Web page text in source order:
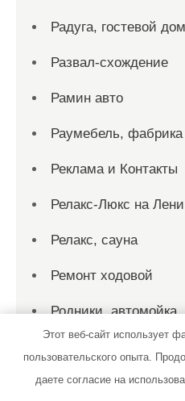
Радуга, гостевой дом
Развал-схождение
Рамин авто
Раумебель,
Реклама и Контакты
Релакс-Люкс на
Релакс, сауна
Ремонт ходовой
Родники, автомойка
Этот веб-сайт использует
пользовательского опыта.
даете согласие на